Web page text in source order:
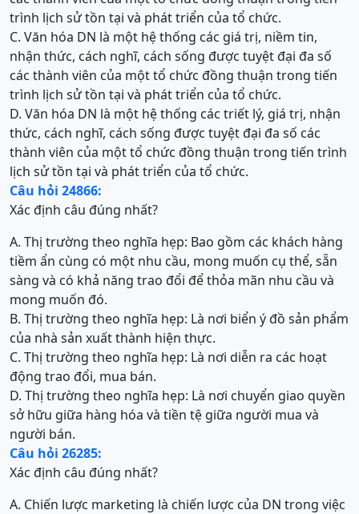
trình lịch sử tồn tại và phát triển của tổ chức.
C. Văn hóa DN là một hệ thống các giá trị, niềm tin,
nhận thức, cách nghĩ, cách sống được tuyệt đại đa số
các thành viên của một tổ chức đồng thuận trong tiến
trình lịch sử tồn tại và phát triển của tổ chức.
D. Văn hóa DN là một hệ thống các triết lý, giá trị, nhận
thức, cách nghĩ, cách sống được tuyệt đại đa số các
thành viên của một tổ chức đồng thuận trong tiến trình
lịch sử tồn tại và phát triển của tổ chức.
Câu hỏi 24866:
Xác định câu đúng nhất?
A. Thị trường theo nghĩa hẹp: Bao gồm các khách hàng
tiềm ẩn cùng có một nhu cầu, mong muốn cụ thể, sẵn
sàng và có khả năng trao đổi để thỏa mãn nhu cầu và
mong muốn đó.
B. Thị trường theo nghĩa hẹp: Là nơi biển ý đồ sản phẩm
của nhà sản xuất thành hiện thực.
C. Thị trường theo nghĩa hẹp: Là nơi diễn ra các hoạt
động trao đổi, mua bán.
D. Thị trường theo nghĩa hẹp: Là nơi chuyển giao quyền
sở hữu giữa hàng hóa và tiền tệ giữa người mua và
người bán.
Câu hỏi 26285:
Xác định câu đúng nhất?
A. Chiến lược marketing là chiến lược của DN trong việc